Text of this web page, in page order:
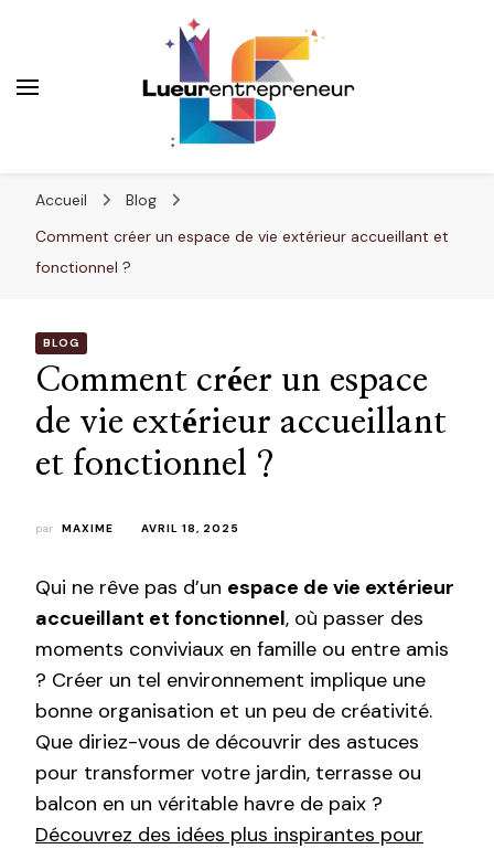
Accueil
Blog
Comment créer un espace de vie extérieur accueillant et
fonctionnel ?
BLOG
Comment créer un espace
de vie extérieur accueillant
et fonctionnel ?
par MAXIME AVRIL 18, 2025
Qui ne rêve pas d’un espace de vie extérieur
accueillant et fonctionnel, où passer des
moments conviviaux en famille ou entre amis
? Créer un tel environnement implique une
bonne organisation et un peu de créativité.
Que diriez-vous de découvrir des astuces
pour transformer votre jardin, terrasse ou
balcon en un véritable havre de paix ?
Découvrez des idées plus inspirantes pour